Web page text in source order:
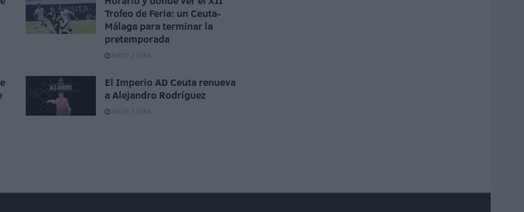
Trofeo de Feria: un Ceuta-
Málaga para terminar la
pretemporada
HACE 2 DÍAS
El Imperio AD Ceuta renueva
a Alejandro Rodríguez
HACE 3 DÍAS